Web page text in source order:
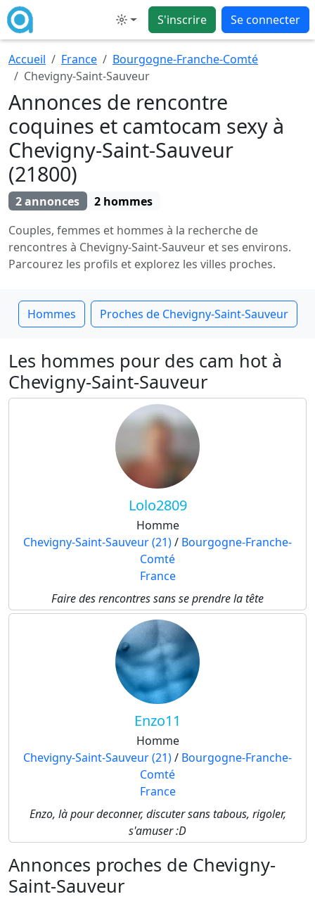
Mode S'inscrire Se connecter
Accueil France
Bourgogne-Franche-Comté
Chevigny-Saint-Sauveur
Annonces de rencontre
coquines et camtocam sexy à
Chevigny-Saint-Sauveur
(21800)
2 annonces
2 hommes
Couples, femmes et hommes à la recherche de
rencontres à Chevigny-Saint-Sauveur et ses environs.
Parcourez les profils et explorez les villes proches.
Hommes Proches de Chevigny-Saint-Sauveur
Les hommes pour des cam hot à
Chevigny-Saint-Sauveur
Lolo2809
Homme
Chevigny-Saint-Sauveur (21)/ Bourgogne-Franche-
Comté
France
Faire des rencontres sans se prendre la tête
Enzo11
Homme
Chevigny-Saint-Sauveur (21)/ Bourgogne-Franche-
Comté
France
Enzo, là pour deconner, discuter sans tabous, rigoler,
s'amuser :D
Annonces proches de Chevigny-
Saint-Sauveur